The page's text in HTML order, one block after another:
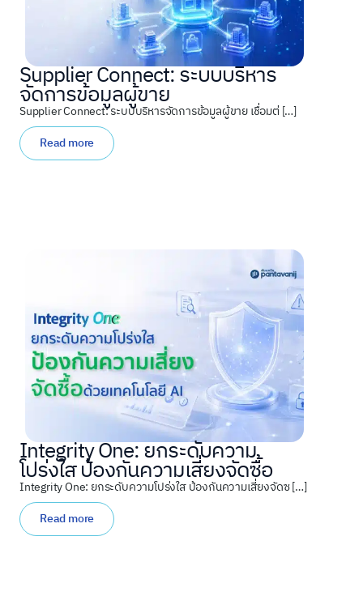
Supplier Connect: ระบบบริหาร
จัดการข้อมูลผู้ขาย
Supplier Connect: ระบบบริหารจัดการข้อมูลผู้ขาย เชื่อมต่ […]
Read more
Integrity One: ยกระดับความ
โปร่งใส ป้องกันความเสี่ยงจัดซื้อ
Integrity One: ยกระดับความโปร่งใส ป้องกันความเสี่ยงจัดซ […]
Read more